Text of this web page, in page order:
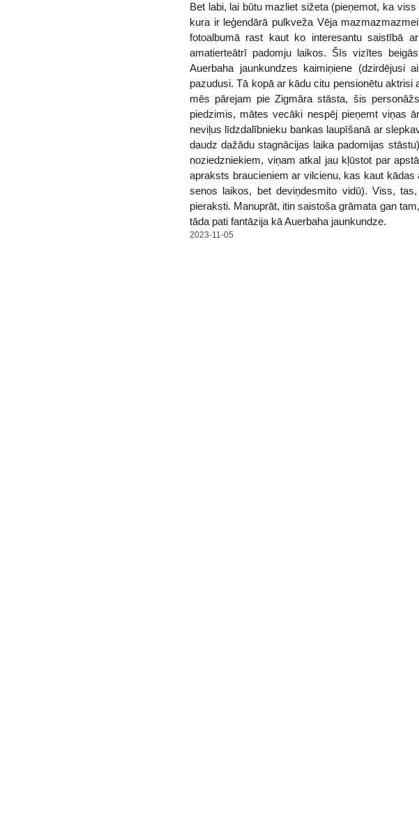
Bet labi, lai būtu mazliet sižeta (pieņemot, ka
kura ir leģendārā pulkveža Vēja
fotoalbumā rast kaut ko interesantu saistībā
amatierteātrī padomju laikos. Šīs vizītes
Auerbaha jaunkundzes kaimiņiene
pazudusi. Tā kopā ar kādu citu pensionētu
mēs pārejam pie Zigmāra stāsta, šis
piedzimis, mātes vecāki nespēj pieņemt viņas
neviļus līdzdalībnieku bankas laupīšanā ar
daudz dažādu stagnācijas laika padomijas
noziedzniekiem, viņam atkal jau kļūstot par
apraksts braucieniem ar vilcienu, kas kaut
senos laikos, bet deviņdesmito vidū). Viss,
pieraksti. Manuprāt, itin saistoša grāmata gan
tāda pati fantāzija kā Auerbaha jaunkundze.
2023-11-05